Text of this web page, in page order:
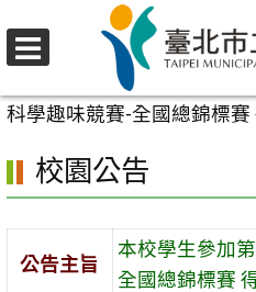
至
要
區
校園公告
科學趣味競賽-全國總錦標賽
校園公告
公告主旨
本校學生參加
全國總錦標賽
選
單